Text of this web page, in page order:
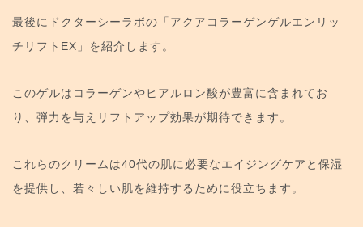
最後にドクターシーラボの「アクアコラーゲンゲルエンリッ
チリフトEX」を紹介します。
このゲルはコラーゲンやヒアルロン酸が豊富に含まれてお
り、弾力を与えリフトアップ効果が期待できます。
これらのクリームは40代の肌に必要なエイジングケアと保湿
を提供し、若々しい肌を維持するために役立ちます。